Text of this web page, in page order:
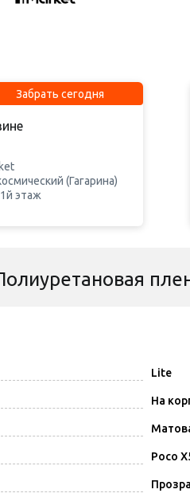
Забрать сегодня
(Гагарина)
этаж
Lite
На
Poco